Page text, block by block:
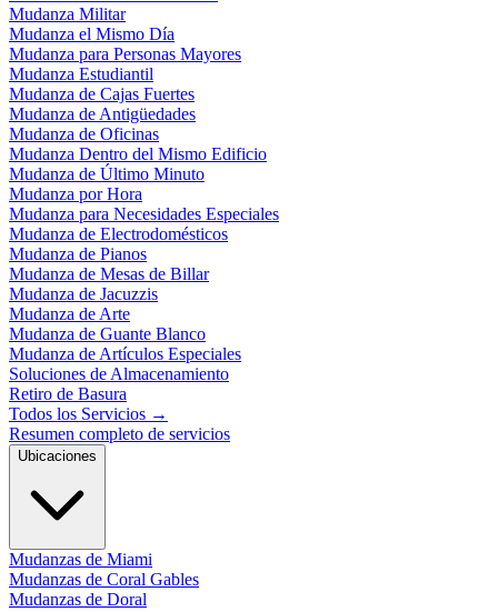
Mudanza Militar
Mudanza el Mismo Día
Mudanza para Personas Mayores
Mudanza Estudiantil
Mudanza de Cajas Fuertes
Mudanza de Antigüedades
Mudanza de Oficinas
Mudanza Dentro del Mismo Edificio
Mudanza de Último Minuto
Mudanza por Hora
Mudanza para Necesidades Especiales
Mudanza de Electrodomésticos
Mudanza de Pianos
Mudanza de Mesas de Billar
Mudanza de Jacuzzis
Mudanza de Arte
Mudanza de Guante Blanco
Mudanza de Artículos Especiales
Soluciones de Almacenamiento
Retiro de Basura
Todos los Servicios →
Resumen completo de servicios
Ubicaciones
Mudanzas de Miami
Mudanzas de Coral Gables
Mudanzas de Doral